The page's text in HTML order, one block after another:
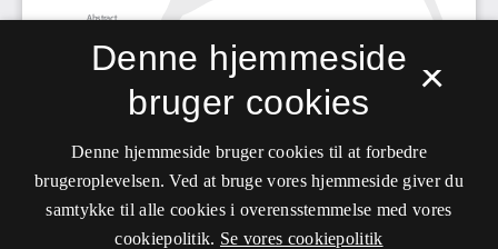
×
Denne hjemmeside
bruger cookies
Denne hjemmeside bruger cookies til at forbedre
brugeroplevelsen. Ved at bruge vores hjemmeside giver du
samtykke til alle cookies i overensstemmelse med vores
cookiepolitik. Se vores cookiepolitik